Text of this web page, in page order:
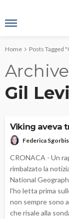
Home Posts Tagged
Archive
Gil
Viking aveva
Federica
CRONACA - Un
rimbalzato la
National
l'ho letta prima
non sempre sono
che risale alla